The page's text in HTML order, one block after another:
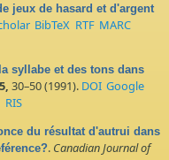
jeux de hasard et d'argent
BibTeX RTF MARC
syllabe et des tons dans
30–50 (1991). DOI Google
RIS
du résultat d'autrui dans
. Canadian Journal of